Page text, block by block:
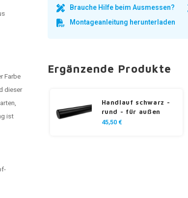
Farbe
dieser
ist
Brauche Hilfe beim Ausmessen?
Montageanleitung herunterladen
Ergänzende Produkte
Handlauf schwarz -
rund - für außen
45,50 €